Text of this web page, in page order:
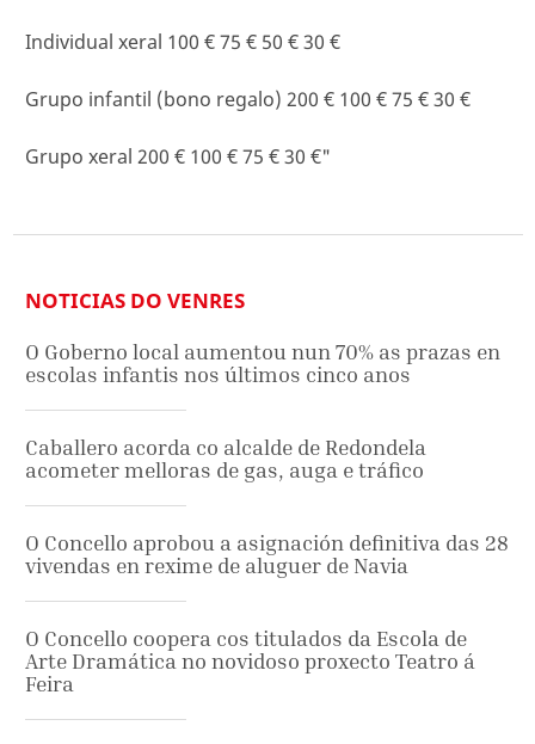
Individual xeral 100 € 75 € 50 € 30 €
Grupo infantil (bono regalo) 200 € 100 € 75 € 30 €
Grupo xeral 200 € 100 € 75 € 30 €"
NOTICIAS DO VENRES
O Goberno local aumentou nun 70% as prazas en
escolas infantis nos últimos cinco anos
Caballero acorda co alcalde de Redondela
acometer melloras de gas, auga e tráfico
O Concello aprobou a asignación definitiva das 28
vivendas en rexime de aluguer de Navia
O Concello coopera cos titulados da Escola de
Arte Dramática no novidoso proxecto Teatro á
Feira